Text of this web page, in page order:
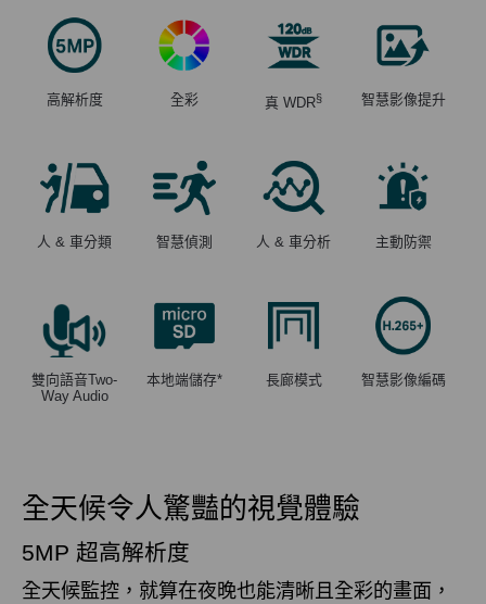
高解析度 全彩 真 WDR§ 智慧影像提升
人 & 車分類 智慧偵測 人 & 車分析 主動防禦
雙向語音Two-
Way Audio
本地端儲存* 長廊模式 智慧影像編碼
全天候令人驚豔的視覺體驗
5MP 超高解析度
全天候監控，就算在夜晚也能清晰且全彩的畫面，